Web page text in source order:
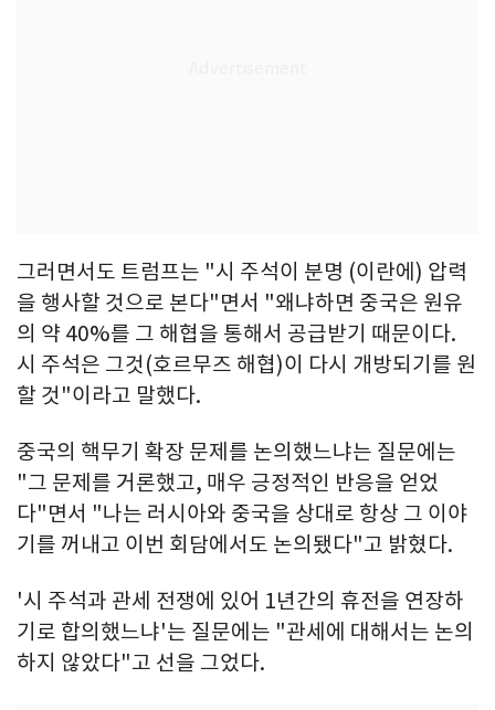
그러면서도 트럼프는 "시 주석이 분명 (이란에) 압력
을 행사할 것으로 본다"면서 "왜냐하면 중국은 원유
의 약 40%를 그 해협을 통해서 공급받기 때문이다.
시 주석은 그것(호르무즈 해협)이 다시 개방되기를 원
할 것"이라고 말했다.
중국의 핵무기 확장 문제를 논의했느냐는 질문에는
"그 문제를 거론했고, 매우 긍정적인 반응을 얻었
다"면서 "나는 러시아와 중국을 상대로 항상 그 이야
기를 꺼내고 이번 회담에서도 논의됐다"고 밝혔다.
'시 주석과 관세 전쟁에 있어 1년간의 휴전을 연장하
기로 합의했느냐'는 질문에는 "관세에 대해서는 논의
하지 않았다"고 선을 그었다.